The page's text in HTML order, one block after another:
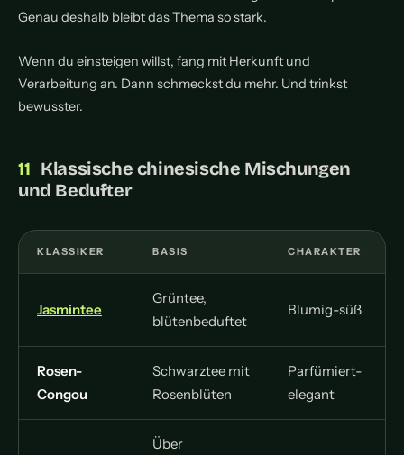
Genau deshalb bleibt das Thema so stark.
Wenn du einsteigen willst, fang mit Herkunft und
Verarbeitung an. Dann schmeckst du mehr. Und trinkst
bewusster.
Klassische chinesische Mischungen
und Bedufter
KLASSIKER BASIS CHARAKTER
Jasmintee
Grüntee,
blütenbeduftet
Blumig-süß
Rosen-
Congou
Schwarztee mit
Rosenblüten
Parfümiert-
elegant
Über